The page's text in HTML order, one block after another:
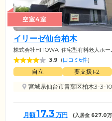
空室4室
イリーゼ仙台柏木
株式会社HITOWA 住宅型有料老人ホー
3.9 (口コミ6件)
自立 要支援1•2
宮城県仙台市青葉区柏木3-3-10
月額17.3 万円 (入居金 627.0